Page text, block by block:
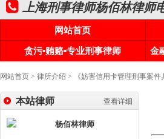
上海刑事律师杨佰林律师
网站首页
贪污•贿赂•专业刑事律师
金
网站首页 > 律所介绍 > 《妨害信用卡管理刑事案件
查看详细
本站律师